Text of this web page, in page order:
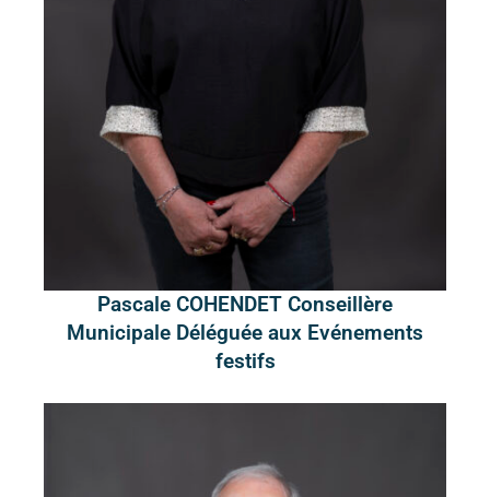
Pascale COHENDET Conseillère
Municipale Déléguée aux Evénements
festifs